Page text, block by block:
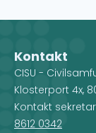
Kontakt
CISU -
Klosterport 4x,
Kontakt
8612 0342